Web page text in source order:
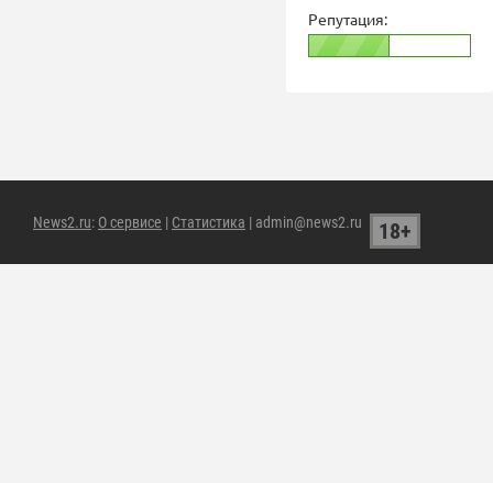
Репутация:
News2.ru: О сервисе | Статистика | admin@news2.ru 18+